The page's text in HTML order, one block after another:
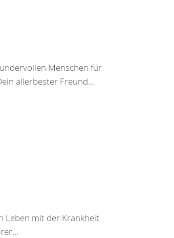
Menschen für
allerbester Freund...
Leben mit der Krankheit